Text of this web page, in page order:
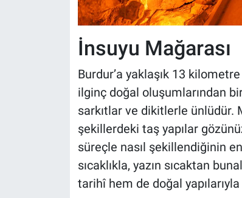
İnsuyu Mağarası
Burdur’a yaklaşık 13
ilginç doğal oluşumlarından
sarkıtlar ve dikitlerle ünlüdür.
şekillerdeki taş yapılar
süreçle nasıl şekillendiğinin
sıcaklıkla, yazın sıcaktan
tarihî hem de doğal